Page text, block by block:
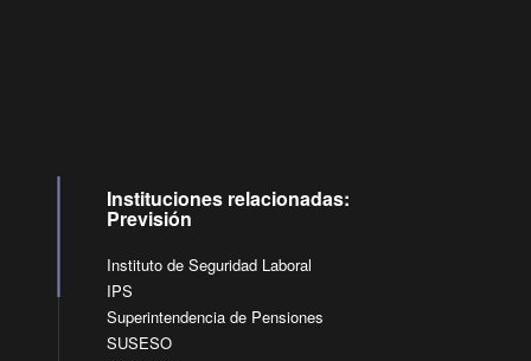
Instituciones relacionadas:
Previsión
Instituto de Seguridad Laboral
IPS
Superintendencia de Pensiones
SUSESO